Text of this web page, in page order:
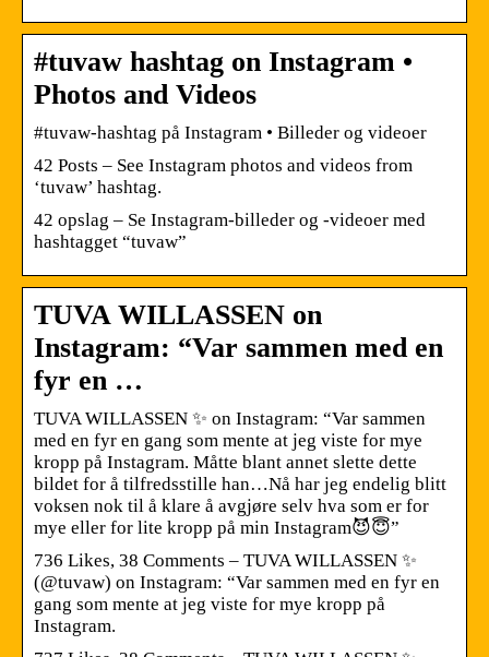
#tuvaw hashtag on Instagram •
Photos and Videos
#tuvaw-hashtag på Instagram • Billeder og videoer
42 Posts – See Instagram photos and videos from
‘tuvaw’ hashtag.
42 opslag – Se Instagram-billeder og -videoer med
hashtagget “tuvaw”
TUVA WILLASSEN on
Instagram: “Var sammen med en
fyr en …
TUVA WILLASSEN ✨ on Instagram: “Var sammen
med en fyr en gang som mente at jeg viste for mye
kropp på Instagram. Måtte blant annet slette dette
bildet for å tilfredsstille han…Nå har jeg endelig blitt
voksen nok til å klare å avgjøre selv hva som er for
mye eller for lite kropp på min Instagram😈😇”
736 Likes, 38 Comments – TUVA WILLASSEN ✨
(@tuvaw) on Instagram: “Var sammen med en fyr en
gang som mente at jeg viste for mye kropp på
Instagram.